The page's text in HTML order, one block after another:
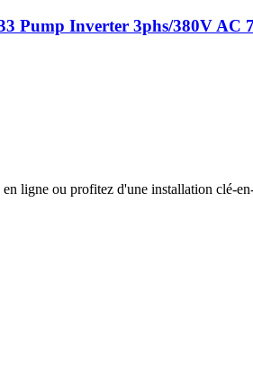
Pump Inverter 3phs/380V AC
ligne ou profitez d'une installation clé-